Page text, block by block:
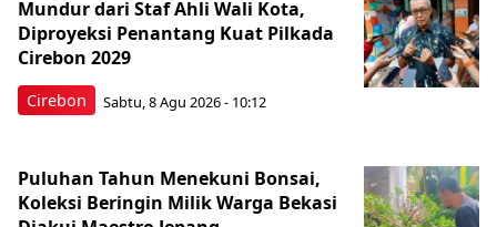
Cirebon
Mundur dari Staf Ahli Wali Kota,
Diproyeksi Penantang Kuat Pilkada
Cirebon 2029
Sabtu, 8 Agu 2026 - 10:12
Puluhan Tahun Menekuni Bonsai,
Koleksi Beringin Milik Warga Bekasi